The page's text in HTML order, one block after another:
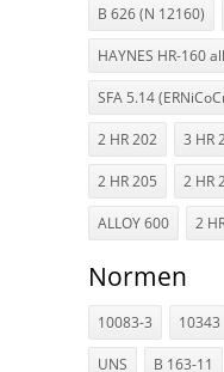
B 626 (N 12160)
HAYNES HR-160
SFA 5.14
2 HR 202 3 HR
2 HR 205 2 HR
ALLOY 600 2
Normen
10083-3 10343
UNS B 163-11